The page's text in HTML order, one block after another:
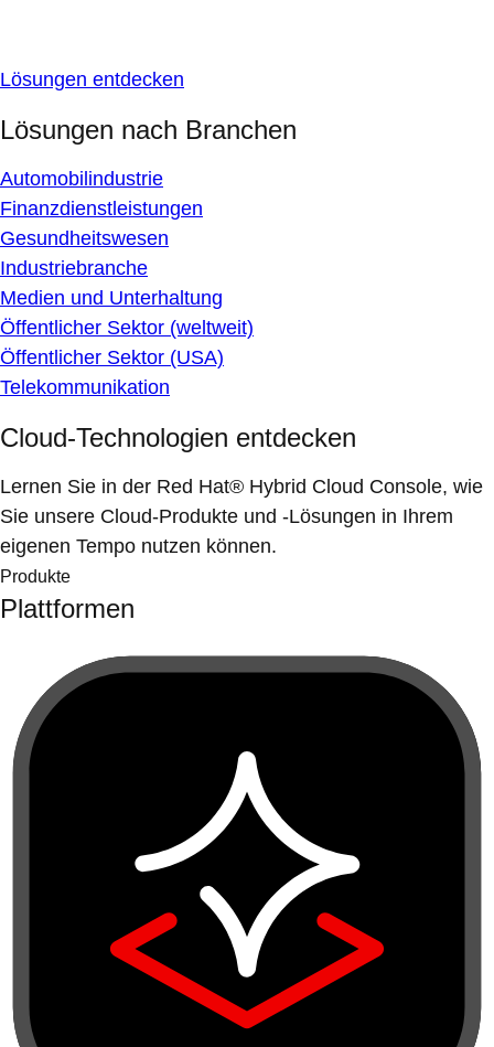
Lösungen entdecken
Lösungen nach Branchen
Automobilindustrie
Finanzdienstleistungen
Gesundheitswesen
Industriebranche
Medien und Unterhaltung
Öffentlicher Sektor (weltweit)
Öffentlicher Sektor (USA)
Telekommunikation
Cloud-Technologien entdecken
Lernen Sie in der Red Hat® Hybrid Cloud Console, wie
Sie unsere Cloud-Produkte und -Lösungen in Ihrem
eigenen Tempo nutzen können.
Produkte
Plattformen